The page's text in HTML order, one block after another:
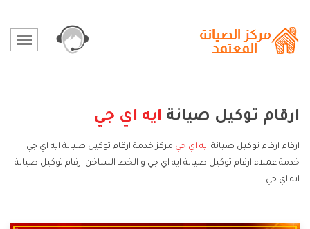
ارقام توكيل صيانة ايه اي جي
ارقام ارقام توكيل صيانة ايه اي جي مركز خدمة ارقام توكيل صيانة ايه اي جي
خدمة عملاء ارقام توكيل صيانة ايه اي جي و الخط الساخن ارقام توكيل صيانة
ايه اي جي.